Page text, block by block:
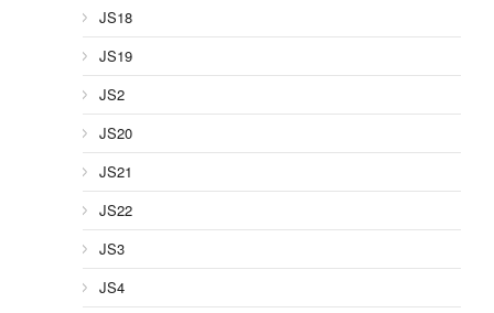
JS18
JS19
JS2
JS20
JS21
JS22
JS3
JS4